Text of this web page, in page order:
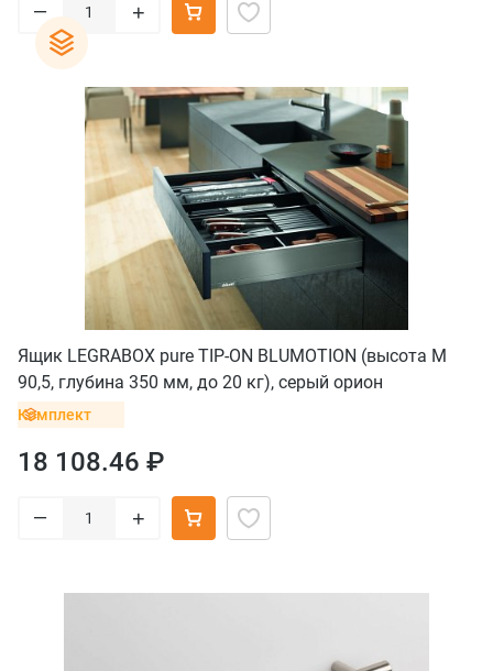
– +
Ящик LEGRABOX pure TIP-ON BLUMOTION (высота M
90,5, глубина 350 мм, до 20 кг), серый орион
Комплект
18 108.46 ₽
– +